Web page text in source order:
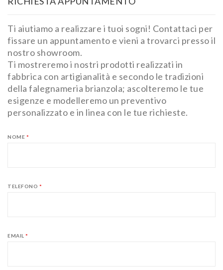
Ti aiutiamo a realizzare i tuoi sogni! Contattaci per
fissare un appuntamento e vieni a trovarci presso il
nostro showroom.
Ti mostreremo i nostri prodotti realizzati in
fabbrica con artigianalità e secondo le tradizioni
della falegnameria brianzola; ascolteremo le tue
esigenze e modelleremo un preventivo
personalizzato e in linea con le tue richieste.
NOME *
TELEFONO *
EMAIL *